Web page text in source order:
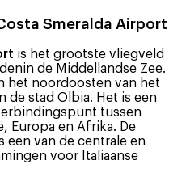
Smeralda Airport
is het grootste vliegveld
de Middellandse Zee.
het noordoosten van het
de stad Olbia. Het is een
tussen
Europa en Afrika. De
een van de centrale en
voor Italiaanse